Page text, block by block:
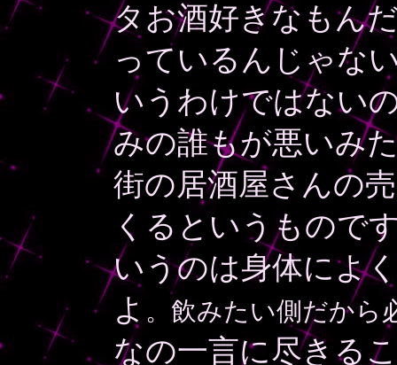
タお酒好きなもん
っているんじゃな
いうわけではない
みの誰もが悪いみ
街の居酒屋さんの
くるというもので
いうのは身体によ
よ 。飲みたい側だから
なの一言に尽きる